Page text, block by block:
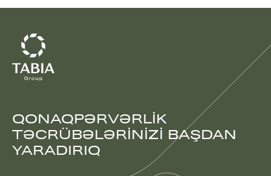
QONAQPƏRVƏRLIK
TƏCRÜBƏLƏRINIZI BAŞDAN
YARADIRIQ